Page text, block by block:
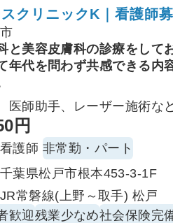
クリニックK｜看護師
と美容皮膚科の診療をして
年代を問わず共感できる内
医師助手、レーザー施術な
円
看護師 非常勤・パート
千葉県松戸市根本453-3-1F
JR常磐線(上野～取手) 松戸
歓迎残業少なめ社会保険完